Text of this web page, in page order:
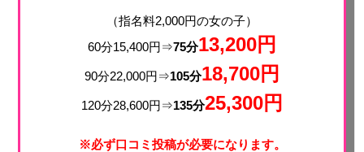
（指名料2,000円の女の子）
60分15,400円⇒75分13,200円
90分22,000円⇒105分18,700円
120分28,600円⇒135分25,300円
※必ず口コミ投稿が必要になります。